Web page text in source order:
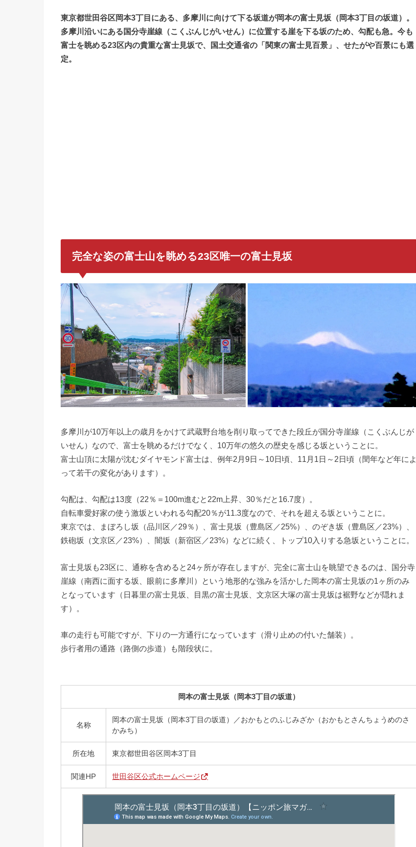
東京都世田谷区岡本3丁目にある、多摩川に向けて下る坂道が岡本の富士見坂（岡本3丁目の坂道）。
多摩川沿いにある国分寺崖線（こくぶんじがいせん）に位置する崖を下る坂のため、勾配も急。今も
富士を眺める23区内の貴重な富士見坂で、国土交通省の「関東の富士見百景」、せたがや百景にも選
定。
完全な姿の富士山を眺める23区唯一の富士見坂
多摩川が10万年以上の歳月をかけて武蔵野台地を削り取ってできた段丘が国分寺崖線（こくぶんじが
いせん）なので、富士を眺めるだけでなく、10万年の悠久の歴史を感じる坂ということに。
富士山頂に太陽が沈むダイヤモンド富士は、例年2月9日～10日頃、11月1日～2日頃（閏年など年によ
って若干の変化があります）。
勾配は、勾配は13度（22％＝100m進むと22m上昇、30％だと16.7度）。
自転車愛好家の使う激坂といわれる勾配20％が11.3度なので、それを超える坂ということに。
東京では、まぼろし坂（品川区／29％）、富士見坂（豊島区／25%）、のぞき坂（豊島区／23%）、
鉄砲坂（文京区／23%）、闇坂（新宿区／23%）などに続く、トップ10入りする急坂ということに。
富士見坂も23区に、通称を含めると24ヶ所が存在しますが、完全に富士山を眺望できるのは、国分寺
崖線（南西に面する坂、眼前に多摩川）という地形的な強みを活かした岡本の富士見坂の1ヶ所のみ
となっています（日暮里の富士見坂、目黒の富士見坂、文京区大塚の富士見坂は裾野などが隠れま
す）。
車の走行も可能ですが、下りの一方通行になっています（滑り止めの付いた舗装）。
歩行者用の通路（路側の歩道）も階段状に。
岡本の富士見坂（岡本3丁目の坂道）
名称
岡本の富士見坂（岡本3丁目の坂道）／おかもとのふじみざか（おかもとさんちょうめのさ
かみち）
所在地 東京都世田谷区岡本3丁目
関連HP 世田谷区公式ホームページ